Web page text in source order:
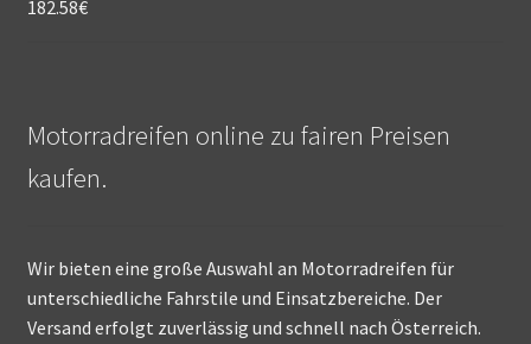
182.58€
Motorradreifen online zu fairen Preisen
kaufen.
Wir bieten eine große Auswahl an Motorradreifen für
unterschiedliche Fahrstile und Einsatzbereiche. Der
Versand erfolgt zuverlässig und schnell nach Österreich.